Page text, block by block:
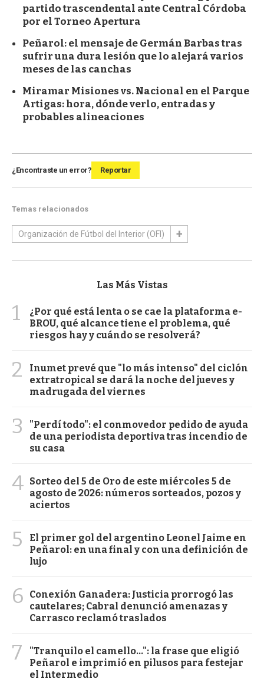
partido trascendental ante Central Córdoba
por el Torneo Apertura
Peñarol: el mensaje de Germán Barbas tras
sufrir una dura lesión que lo alejará varios
meses de las canchas
Miramar Misiones vs. Nacional en el Parque
Artigas: hora, dónde verlo, entradas y
probables alineaciones
¿Encontraste un error? Reportar
Temas relacionados
Organización de Fútbol del Interior (OFI)
Las Más Vistas
1
¿Por qué está lenta o se cae la plataforma e-
BROU, qué alcance tiene el problema, qué
riesgos hay y cuándo se resolverá?
2
Inumet prevé que "lo más intenso" del ciclón
extratropical se dará la noche del jueves y
madrugada del viernes
3
"Perdí todo": el conmovedor pedido de ayuda
de una periodista deportiva tras incendio de
su casa
4 Sorteo del 5 de Oro de este miércoles 5 de
agosto de 2026: números sorteados, pozos y
aciertos
5
El primer gol del argentino Leonel Jaime en
Peñarol: en una final y con una definición de
lujo
6
Conexión Ganadera: Justicia prorrogó las
cautelares; Cabral denunció amenazas y
Carrasco reclamó traslados
7
"Tranquilo el camello...": la frase que eligió
Peñarol e imprimió en pilusos para festejar
el Intermedio